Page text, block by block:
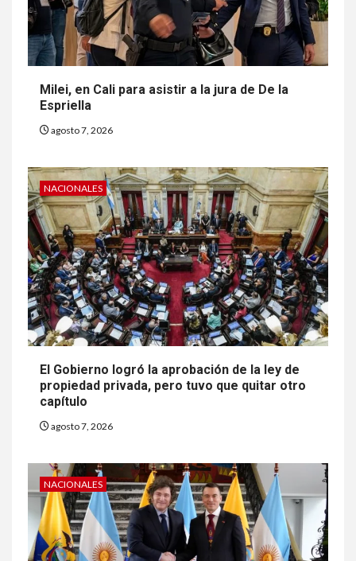
Milei, en Cali para asistir a la jura de De la
Espriella
agosto 7, 2026
NACIONALES
El Gobierno logró la aprobación de la ley de
propiedad privada, pero tuvo que quitar otro
capítulo
agosto 7, 2026
NACIONALES